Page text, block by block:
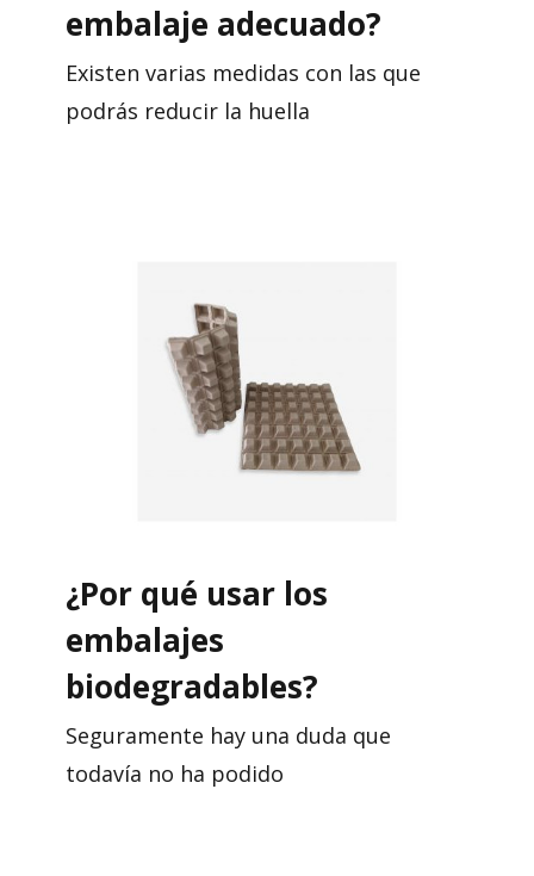
embalaje adecuado?
Existen varias medidas con las que
podrás reducir la huella
¿Por qué usar los
embalajes
biodegradables?
Seguramente hay una duda que
todavía no ha podido